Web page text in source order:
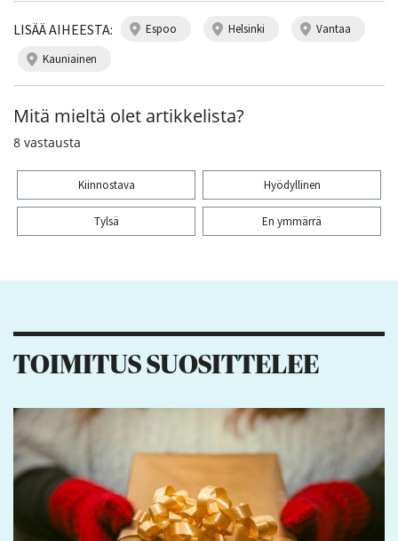
LISÄÄ AIHEESTA: espoo helsinki
vantaa
kauniainen
Mitä mieltä olet artikkelista?
8 vastausta
Kiinnostava Hyödyllinen
Tylsä En ymmärrä
TOIMITUS SUOSITTELEE